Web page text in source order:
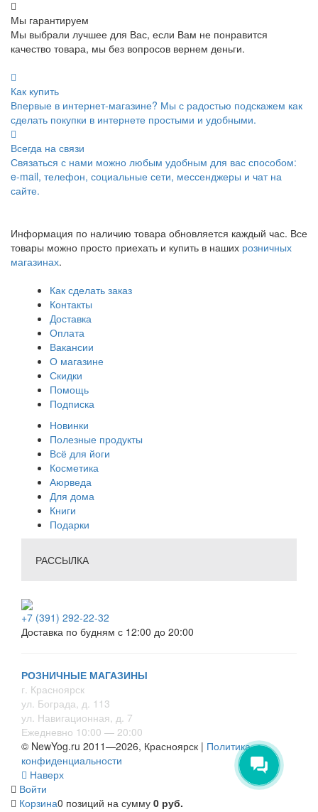
Мы гарантируем
Мы выбрали лучшее для Вас, если Вам не понравится
качество товара, мы без вопросов вернем деньги.
Как купить
Впервые в интернет-магазине? Мы с радостью подскажем как
сделать покупки в интернете простыми и удобными.
Всегда на связи
Связаться с нами можно любым удобным для вас способом:
e-mail, телефон, социальные сети, мессенджеры и чат на
сайте.
Информация по наличию товара обновляется каждый час. Все
товары можно просто приехать и купить в наших розничных
магазинах.
Как сделать заказ
Контакты
Доставка
Оплата
Вакансии
О магазине
Скидки
Помощь
Подписка
Новинки
Полезные продукты
Всё для йоги
Косметика
Аюрведа
Для дома
Книги
Подарки
РАССЫЛКА
+7 (391) 292-22-32
Доставка по будням с 12:00 до 20:00
РОЗНИЧНЫЕ МАГАЗИНЫ
г. Красноярск
ул. Бограда, д. 113
ул. Навигационная, д. 7
Ежедневно 10:00 — 20:00
© NewYog.ru 2011—2026, Красноярск | Политика
конфиденциальности
Наверх
Войти
Корзина0 позиций на сумму 0 руб.